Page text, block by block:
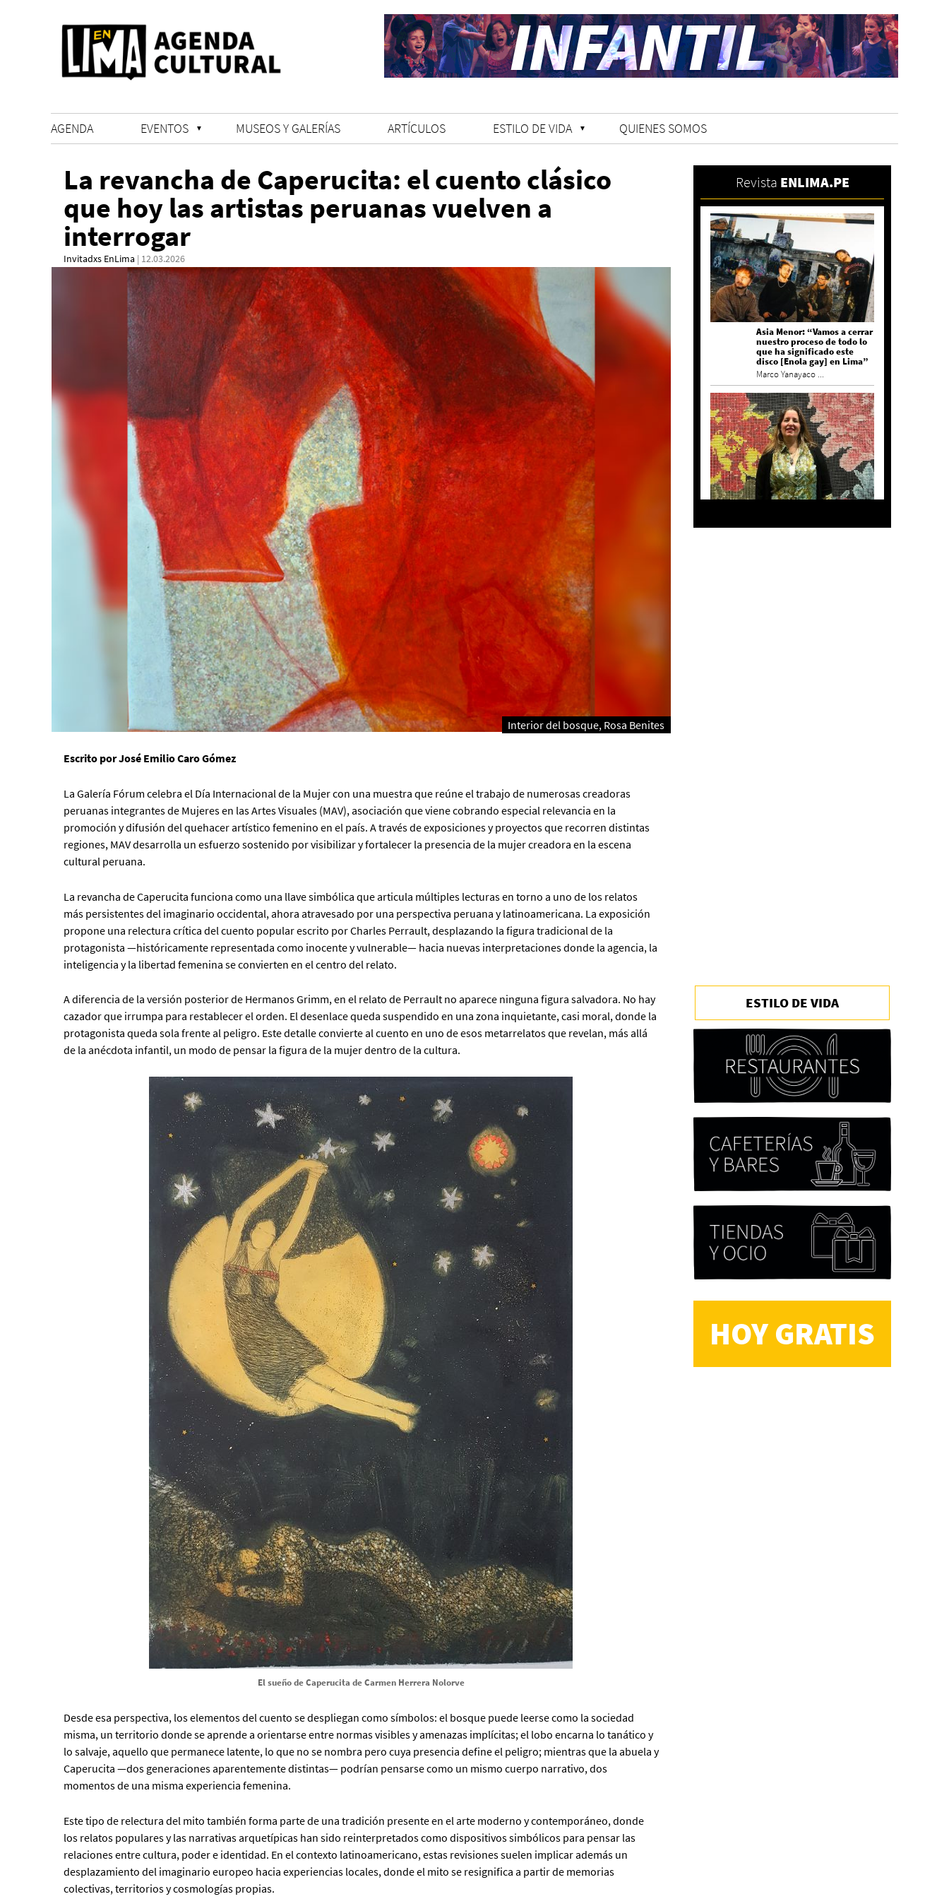
AGENDA EVENTOS MUSEOS Y GALERÍAS ARTÍCULOS ESTILO DE VIDA QUIENES SOMOS
La revancha de Caperucita: el cuento clásico
que hoy las artistas peruanas vuelven a
interrogar
Invitadxs EnLima | 12.03.2026
Interior del bosque, Rosa Benites
Escrito por José Emilio Caro Gómez
La Galería Fórum celebra el Día Internacional de la Mujer con una muestra que reúne el trabajo de numerosas creadoras
peruanas integrantes de Mujeres en las Artes Visuales (MAV), asociación que viene cobrando especial relevancia en la
promoción y difusión del quehacer artístico femenino en el país. A través de exposiciones y proyectos que recorren distintas
regiones, MAV desarrolla un esfuerzo sostenido por visibilizar y fortalecer la presencia de la mujer creadora en la escena
cultural peruana.
La revancha de Caperucita funciona como una llave simbólica que articula múltiples lecturas en torno a uno de los relatos
más persistentes del imaginario occidental, ahora atravesado por una perspectiva peruana y latinoamericana. La exposición
propone una relectura crítica del cuento popular escrito por Charles Perrault, desplazando la figura tradicional de la
protagonista —históricamente representada como inocente y vulnerable— hacia nuevas interpretaciones donde la agencia, la
inteligencia y la libertad femenina se convierten en el centro del relato.
A diferencia de la versión posterior de Hermanos Grimm, en el relato de Perrault no aparece ninguna figura salvadora. No hay
cazador que irrumpa para restablecer el orden. El desenlace queda suspendido en una zona inquietante, casi moral, donde la
protagonista queda sola frente al peligro. Este detalle convierte al cuento en uno de esos metarrelatos que revelan, más allá
de la anécdota infantil, un modo de pensar la figura de la mujer dentro de la cultura.
El sueño de Caperucita de Carmen Herrera Nolorve
Desde esa perspectiva, los elementos del cuento se despliegan como símbolos: el bosque puede leerse como la sociedad
misma, un territorio donde se aprende a orientarse entre normas visibles y amenazas implícitas; el lobo encarna lo tanático y
lo salvaje, aquello que permanece latente, lo que no se nombra pero cuya presencia define el peligro; mientras que la abuela y
Caperucita —dos generaciones aparentemente distintas— podrían pensarse como un mismo cuerpo narrativo, dos
momentos de una misma experiencia femenina.
Este tipo de relectura del mito también forma parte de una tradición presente en el arte moderno y contemporáneo, donde
los relatos populares y las narrativas arquetípicas han sido reinterpretados como dispositivos simbólicos para pensar las
relaciones entre cultura, poder e identidad. En el contexto latinoamericano, estas revisiones suelen implicar además un
desplazamiento del imaginario europeo hacia experiencias locales, donde el mito se resignifica a partir de memorias
colectivas, territorios y cosmologías propias.
Revista ENLIMA.PE
Asia Menor: “Vamos a cerrar
nuestro proceso de todo lo
que ha significado este
disco [Enola gay] en Lima”
Marco Yanayaco ...
país es Milei”
Chicas tristes de Fernanda
Tovar
Paloma Pulisci
Eva Valero Juan: "Una
mirada que construía un
universo donde lo único
importante eran los amigos
y la literatura"
Martín Carrasco
CS, de José María Salazar
ESTILO DE VIDA
HOY GRATIS